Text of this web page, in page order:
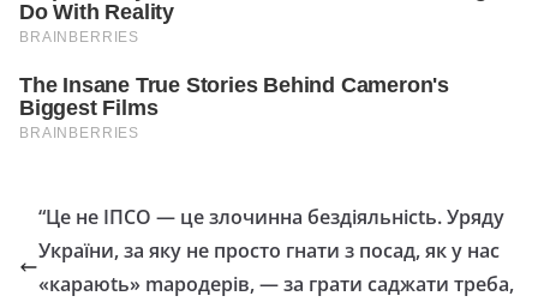
“Це не ІПСО — це злочинна бездіяльнісtь. Уряду
України, за яку не просто гнати з посад, як у нас
«караюtь» mародерів, — за грати саджати треба,